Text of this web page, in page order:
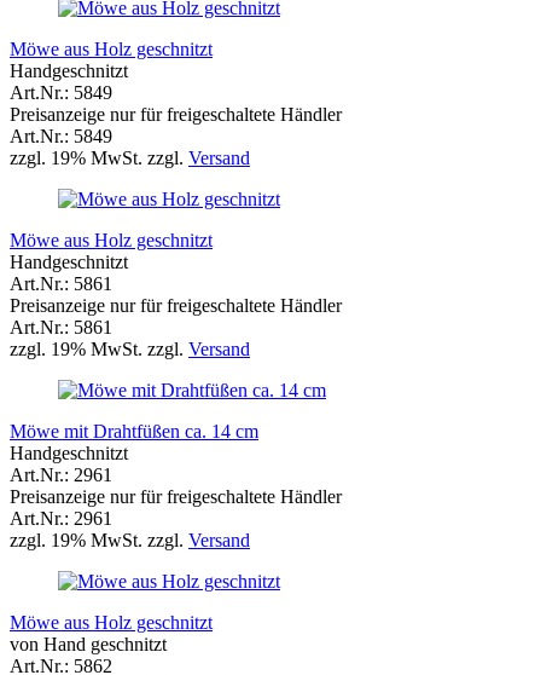
Möwe aus Holz geschnitzt
Handgeschnitzt
Art.Nr.: 5849
Preisanzeige nur für freigeschaltete Händler
Art.Nr.: 5849
zzgl. 19% MwSt. zzgl. Versand
Möwe aus Holz geschnitzt
Handgeschnitzt
Art.Nr.: 5861
Preisanzeige nur für freigeschaltete Händler
Art.Nr.: 5861
zzgl. 19% MwSt. zzgl. Versand
Möwe mit Drahtfüßen ca. 14 cm
Handgeschnitzt
Art.Nr.: 2961
Preisanzeige nur für freigeschaltete Händler
Art.Nr.: 2961
zzgl. 19% MwSt. zzgl. Versand
Möwe aus Holz geschnitzt
von Hand geschnitzt
Art.Nr.: 5862